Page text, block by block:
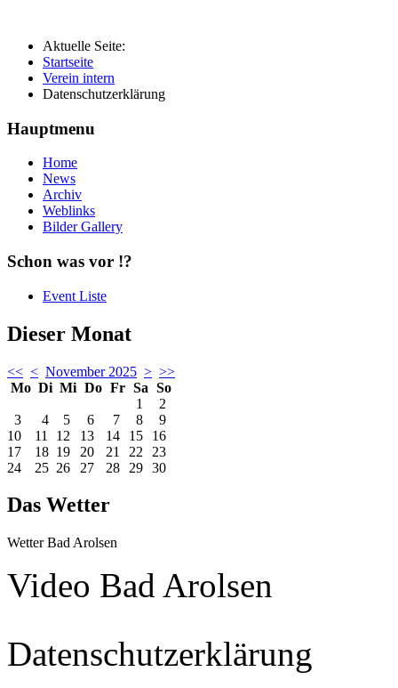
Aktuelle Seite:
Startseite
Verein intern
Datenschutzerklärung
Hauptmenu
Home
News
Archiv
Weblinks
Bilder Gallery
Schon was vor !?
Event Liste
Dieser Monat
<< < November 2025 > >>
Mo Di Mi Do Fr Sa So
1
2
3
4 5 6 7 8
9
10
11 12 13 14 15
16
17
18 19 20 21 22
23
24
25 26 27 28 29 30
Das Wetter
Wetter Bad Arolsen
Video Bad Arolsen
Datenschutzerklärung